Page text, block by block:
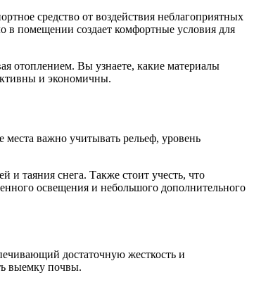
средство от воздействия неблагоприятных
в помещении создает комфортные условия для
отоплением. Вы узнаете, какие материалы
и экономичны.
важно учитывать рельеф, уровень
и таяния снега. Также стоит учесть, что
освещения и небольшого дополнительного
достаточную жесткость и
выемку почвы.